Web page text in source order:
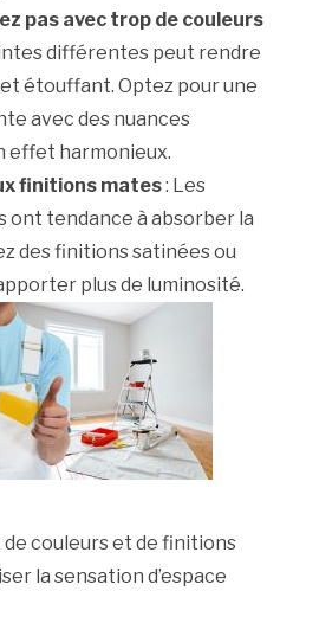
pas avec trop de couleurs
différentes peut rendre
et étouffant. Optez pour une
avec des nuances
effet harmonieux.
finitions mates: Les
ont tendance à absorber la
des finitions satinées ou
plus de luminosité.
de couleurs et de finitions
la sensation d’espace